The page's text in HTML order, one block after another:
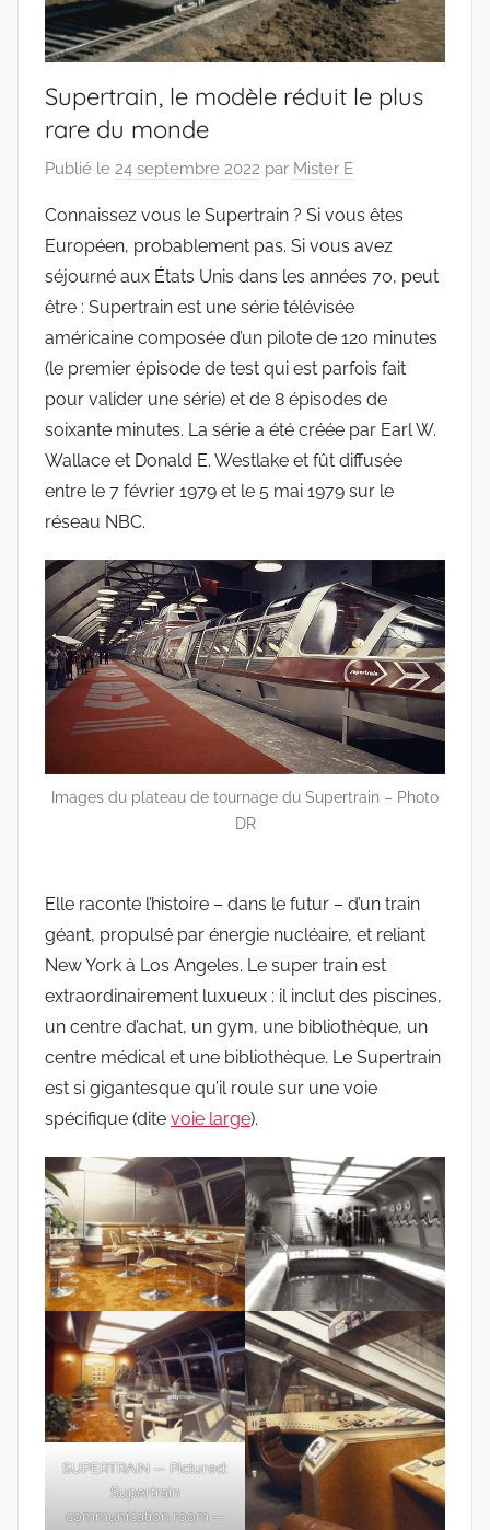
Supertrain, le modèle réduit le plus
rare du monde
Publié le 24 septembre 2022 par Mister E
Connaissez vous le Supertrain ? Si vous êtes
Européen, probablement pas. Si vous avez
séjourné aux États Unis dans les années 70, peut
être : Supertrain est une série télévisée
américaine composée d’un pilote de 120 minutes
(le premier épisode de test qui est parfois fait
pour valider une série) et de 8 épisodes de
soixante minutes. La série a été créée par Earl W.
Wallace et Donald E. Westlake et fût diffusée
entre le 7 février 1979 et le 5 mai 1979 sur le
réseau NBC.
Images du plateau de tournage du Supertrain – Photo
DR
Elle raconte l’histoire – dans le futur – d’un train
géant, propulsé par énergie nucléaire, et reliant
New York à Los Angeles. Le super train est
extraordinairement luxueux : il inclut des piscines,
un centre d’achat, un gym, une bibliothèque, un
centre médical et une bibliothèque. Le Supertrain
est si gigantesque qu’il roule sur une voie
spécifique (dite voie large).
SUPERTRAIN — Pictured:
Supertrain
communication room —